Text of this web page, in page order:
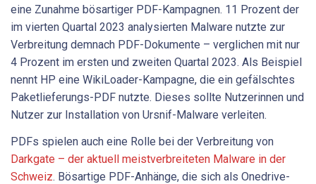
eine Zunahme bösartiger PDF-Kampagnen. 11 Prozent der
im vierten Quartal 2023 analysierten Malware nutzte zur
Verbreitung demnach PDF-Dokumente – verglichen mit nur
4 Prozent im ersten und zweiten Quartal 2023. Als Beispiel
nennt HP eine WikiLoader-Kampagne, die ein gefälschtes
Paketlieferungs-PDF nutzte. Dieses sollte Nutzerinnen und
Nutzer zur Installation von Ursnif-Malware verleiten.
PDFs spielen auch eine Rolle bei der Verbreitung von
Darkgate – der aktuell meistverbreiteten Malware in der
Schweiz. Bösartige PDF-Anhänge, die sich als Onedrive-